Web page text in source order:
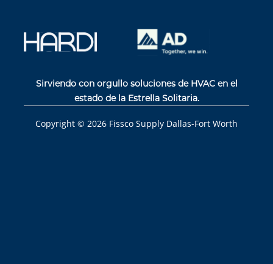
Sirviendo con orgullo soluciones de HVAC en el
estado de la Estrella Solitaria.
Copyright © 2026 Fissco Supply Dallas-Fort Worth